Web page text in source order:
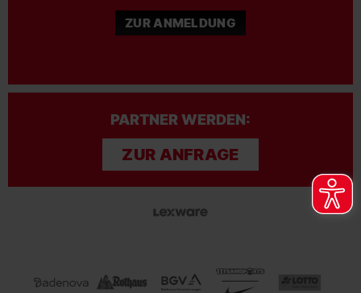
ZUR ANMELDUNG
PARTNER WERDEN:
ZUR ANFRAGE